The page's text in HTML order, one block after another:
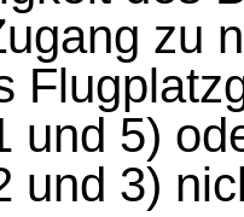
zu
und 5)
und 3)